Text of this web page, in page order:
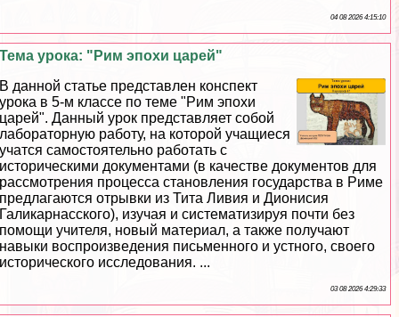
04 08 2026 4:15:10
Тема урока: "Рим эпохи царей"
В данной статье представлен конспект
урока в 5-м классе по теме "Рим эпохи
царей". Данный урок представляет собой
лабораторную работу, на которой учащиеся
учатся самостоятельно работать с
историческими документами (в качестве документов для
рассмотрения процесса становления государства в Риме
предлагаются отрывки из Тита Ливия и Дионисия
Галикарнасского), изучая и систематизируя почти без
помощи учителя, новый материал, а также получают
навыки воспроизведения письменного и устного, своего
исторического исследования. ...
03 08 2026 4:29:33